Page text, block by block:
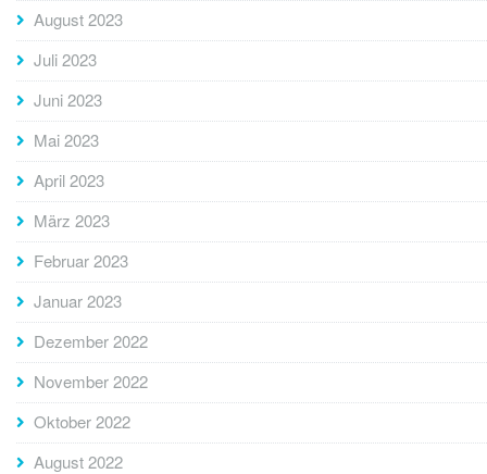
August 2023
Juli 2023
Juni 2023
Mai 2023
April 2023
März 2023
Februar 2023
Januar 2023
Dezember 2022
November 2022
Oktober 2022
August 2022